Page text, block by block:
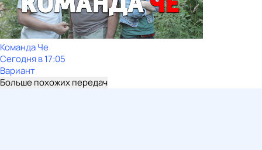
Команда Че
Сегодня в 17:05
Вариант
Больше похожих передач